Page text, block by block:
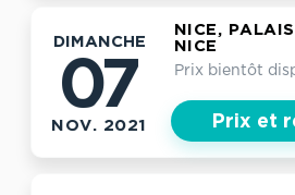
DIMANCHE
07
NOV. 2021
NICE,
NICE
Prix bientôt
Prix et